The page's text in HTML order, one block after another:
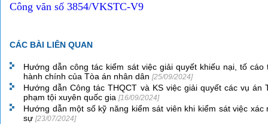
Công văn số 3854/VKSTC-V9
CÁC BÀI LIÊN QUAN
Hướng dẫn công tác kiểm sát việc giải quyết khiếu nại, tố
hành chính của Tòa án nhân dân [25/09/2024]
Hướng dẫn Công tác THQCT và KS việc giải quyết các vụ án
phạm tội xuyên quốc gia [16/09/2024]
Hướng dẫn một số kỹ năng kiểm sát viên khi kiểm sát việc
sự [23/07/2024]